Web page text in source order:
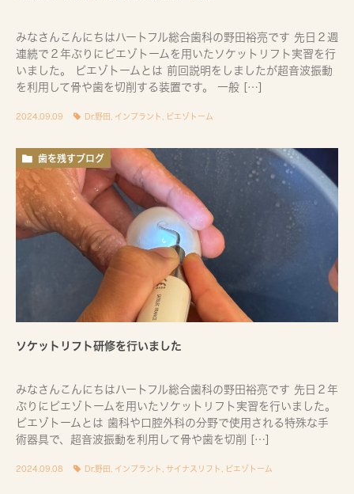
みなさんこんにちはハートフル総合歯科の野田裕亮です 先日２週
連続で２年ぶりにピエゾトームを用いたソケットリフト実習を行
いました。 ピエゾトームとは 前回説明をしましたが超音波振動
を利用して骨や歯を切削する装置です。 一般 […]
2024.09.09 Dr.野田 インプラント ピエゾトーム
歯を残すブログ
ソケットリフト研修を行いました
みなさんこんにちはハートフル総合歯科の野田裕亮です 先日２年
ぶりにピエゾトームを用いたソケットリフト実習を行いました。
ピエゾトームとは 歯科や口腔外科の分野で使用される特殊な手
術器具で、超音波振動を利用して骨や歯を切削 […]
2024.09.08 Dr.野田 インプラント サイナスリフト ピエゾトーム